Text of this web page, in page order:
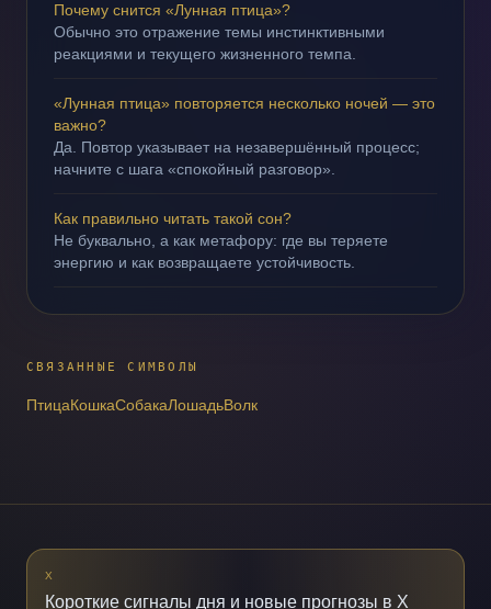
Почему снится «Лунная птица»?
Обычно это отражение темы инстинктивными
реакциями и текущего жизненного темпа.
«Лунная птица» повторяется несколько ночей — это
важно?
Да. Повтор указывает на незавершённый процесс;
начните с шага «спокойный разговор».
Как правильно читать такой сон?
Не буквально, а как метафору: где вы теряете
энергию и как возвращаете устойчивость.
СВЯЗАННЫЕ СИМВОЛЫ
ПтицаКошкаСобакаЛошадьВолк
X
Короткие сигналы дня и новые прогнозы в X